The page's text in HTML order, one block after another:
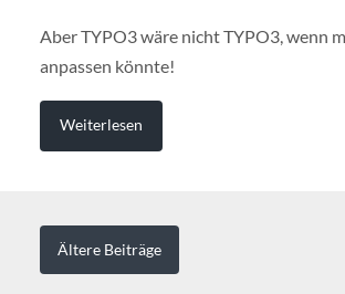
Aber TYPO3 wäre nicht TYPO3, wenn
anpassen könnte!
Weiterlesen
ÄltereBeiträge